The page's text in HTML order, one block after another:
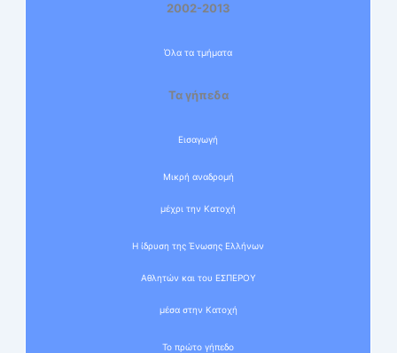
2002-2013
Όλα τα τμήματα
Τα γήπεδα
Εισαγωγή
Μικρή αναδρομή
μέχρι την Κατοχή
Η ίδρυση της Ένωσης Ελλήνων
Αθλητών και του ΕΣΠΕΡΟΥ
μέσα στην Κατοχή
Το πρώτο γήπεδο